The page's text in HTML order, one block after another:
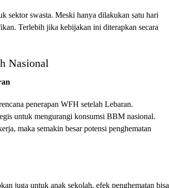
sektor swasta. Meski hanya dilakukan satu hari
Terlebih jika kebijakan ini diterapkan secara
Nasional
penerapan WFH setelah Lebaran.
untuk mengurangi konsumsi BBM nasional.
maka semakin besar potensi penghematan
juga untuk anak sekolah, efek penghematan bisa